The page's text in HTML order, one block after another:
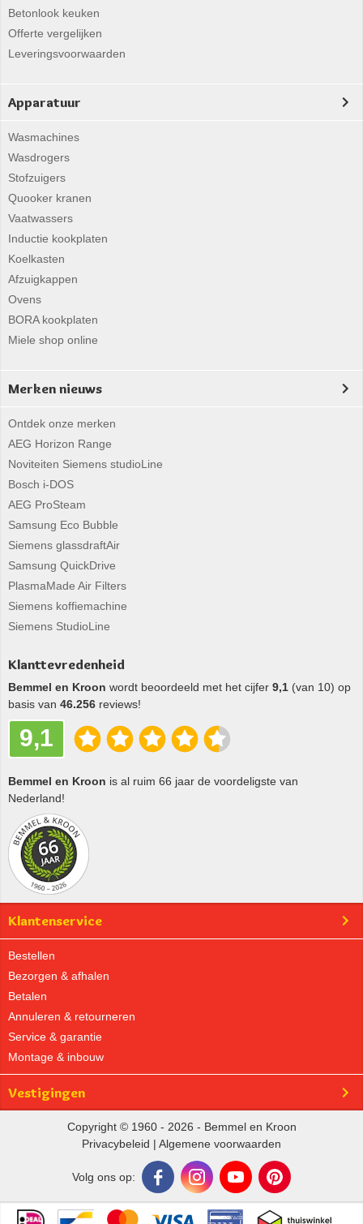
Betonlook keuken
Offerte vergelijken
Leveringsvoorwaarden
Apparatuur
Wasmachines
Wasdrogers
Stofzuigers
Quooker kranen
Vaatwassers
Inductie kookplaten
Koelkasten
Afzuigkappen
Ovens
BORA kookplaten
Miele shop online
Merken nieuws
Ontdek onze merken
AEG Horizon Range
Noviteiten Siemens studioLine
Bosch i-DOS
AEG ProSteam
Samsung Eco Bubble
Siemens glassdraftAir
Samsung QuickDrive
PlasmaMade Air Filters
Siemens koffiemachine
Siemens StudioLine
Klanttevredenheid
Bemmel en Kroon wordt beoordeeld met het cijfer 9,1 (van 10) op
basis van 46.256 reviews!
9,1
Bemmel en Kroon is al ruim 66 jaar de voordeligste van
Nederland!
Klantenservice
Bestellen
Bezorgen & afhalen
Betalen
Annuleren & retourneren
Service & garantie
Montage & inbouw
Vestigingen
Copyright © 1960 - 2026 - Bemmel en Kroon
Privacybeleid | Algemene voorwaarden
Volg ons op: